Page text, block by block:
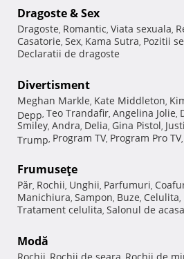
Dragoste & Sex
Dragoste, Romantic, Viata sexuala,
Casatorie, Sex, Kama Sutra, Pozitii
Declaratii de dragoste
Divertisment
Meghan Markle, Kate Middleton,
Depp, Teo Trandafir, Angelina Jolie,
Smiley, Andra, Delia, Gina Pistol,
Trump, Program TV, Program Pro TV,
Frumuseţe
Păr, Rochii, Unghii, Parfumuri,
Manichiura, Sampon, Buze, Celulita,
Tratament celulita, Salonul de acasa
Modă